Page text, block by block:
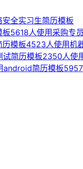
安全实习生简历模板
板5618人使用 采购专
历模板4523人使用机
试简历模板2350人使
android简历模板5957